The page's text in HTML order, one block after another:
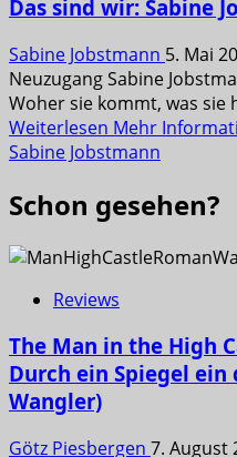
Das sind wir: Sabine
Sabine Jobstmann 5. Mai
Neuzugang Sabine
Woher sie kommt, was sie
Weiterlesen Mehr
Sabine Jobstmann
Schon gesehen?
Reviews
The Man in the High
Durch ein Spiegel
Wangler)
Götz Piesbergen 7. August